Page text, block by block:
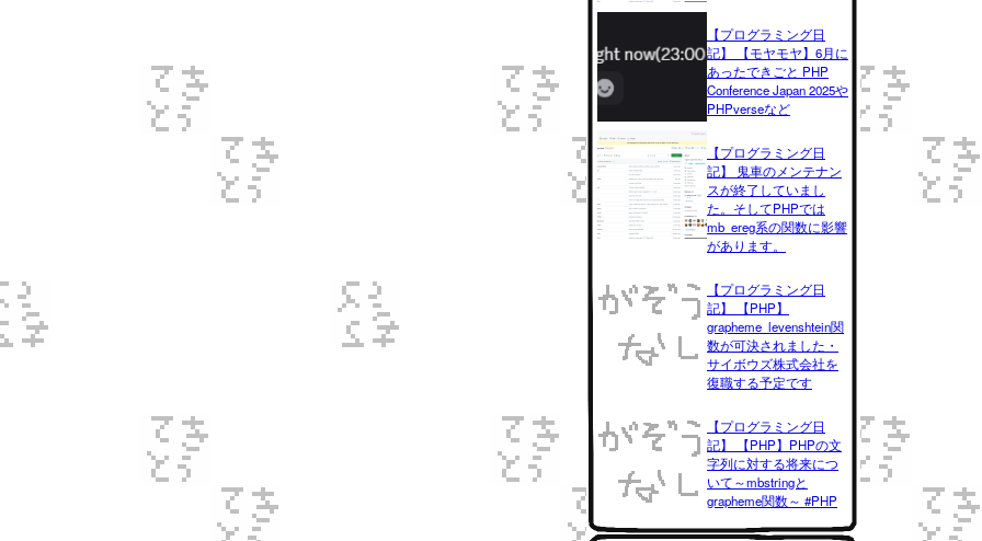
【プログラミング日
記】 【モヤモヤ】6月に
あったできごと PHP
Conference Japan 2025や
PHPverseなど
【プログラミング日
記】 鬼車のメンテナン
スが終了していまし
た。そしてPHPでは
mb_ereg系の関数に影響
があります。
【プログラミング日
記】 【PHP】
grapheme_levenshtein関
数が可決されました・
サイボウズ株式会社を
復職する予定です
【プログラミング日
記】 【PHP】PHPの文
字列に対する将来につ
いて～mbstringと
grapheme関数～ #PHP